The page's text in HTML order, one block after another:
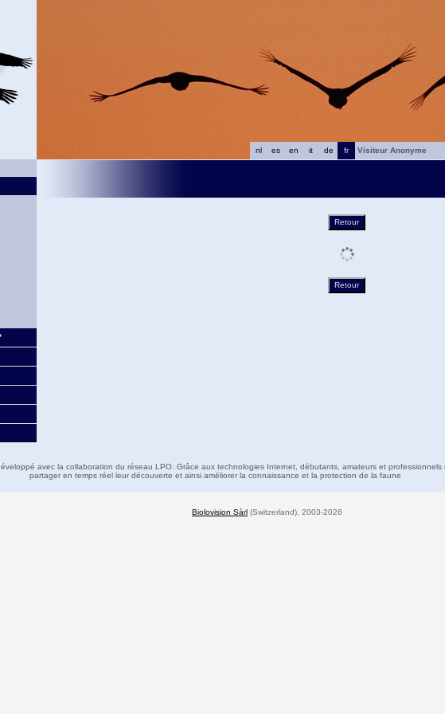
fr
de
it
en
es
nl
Visiteur Anonyme
avec la collaboration du réseau LPO. Grâce aux technologies Internet, débutants, amateurs et professionnels
partager en temps réel leur découverte et ainsi améliorer la connaissance et la protection de la faune
Biolovision Sàrl (Switzerland), 2003-2026